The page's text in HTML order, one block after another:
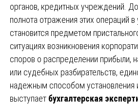
органов, кредитных учреждений.
полнота отражения этих операций в
становится предметом
ситуациях возникновения
споров о распределении прибыли,
или судебных разбирательств,
надежным способом установления
выступает бухгалтерская